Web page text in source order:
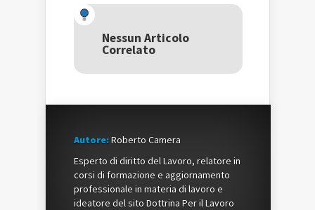
una
nuova
finestra)
nuova
finestra)
una
nuova
Nessun Articolo
Correlato
Autore:Roberto Camera
Esperto di diritto del Lavoro, relatore in
corsi di formazione e aggiornamento
professionale in materia di lavoro e
ideatore del sito Dottrina Per il Lavoro